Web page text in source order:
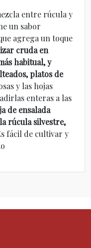
entre rúcula y
un sabor
agrega un toque
cruda en
habitual, y
platos de
y las hojas
enteras a las
de ensalada
rúcula silvestre,
fácil de cultivar y